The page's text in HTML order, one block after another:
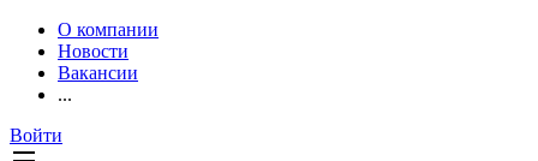
О компании
Новости
Вакансии
...
Войти